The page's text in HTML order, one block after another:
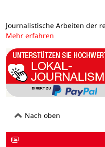
Journalistische Arbeiten der
Mehr erfahren
Nach oben